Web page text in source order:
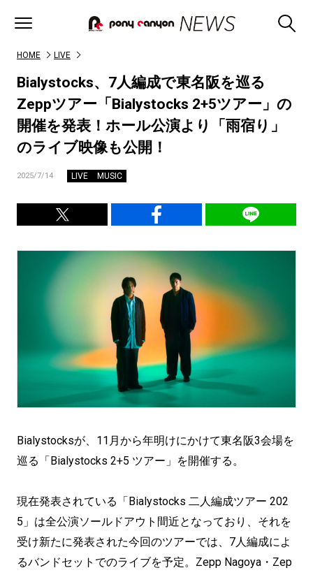
HOME LIVE
Bialystocks、7人編成で東名阪を巡る
Zeppツアー「Bialystocks 2+5ツアー」の
開催を発表！ホール公演より「雨宿り」
のライブ映像も公開！
2025/7/14 LIVE MUSIC
Bialystocksが、11月から年明けにかけて東名阪3会場を
巡る「Bialystocks 2+5 ツアー」を開催する。
現在発表されている「Bialystocks 二人編成ツアー 202
5」は全公演ソールドアウト間近となっており、それを
受け新たに発表された今回のツアーでは、7人編成によ
るバンドセットでのライブを予定。Zepp Nagoya・Zep